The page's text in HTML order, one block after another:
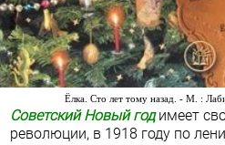
Ёлка. Сто лет тому назад. - М. :
Советский Новый годимеет
революции, в 1918 году по